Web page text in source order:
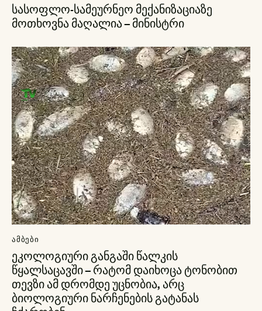
სასოფლო-სამეურნეო მექანიზაციაზე
მოთხოვნა მაღალია – მინისტრი
ᲐᲛᲑᲔᲑᲘ
ეკოლოგიური განგაში წალკის
წყალსაცავში – რატომ დაიხოცა ტონობით
თევზი ამ დრომდე უცნობია, არც
ბიოლოგიური ნარჩენების გატანას